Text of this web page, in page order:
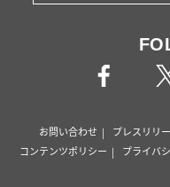
お問い合わせ プレスリリ
コンテンツポリシー
プライバ